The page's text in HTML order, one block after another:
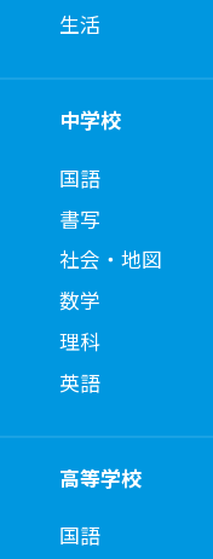
生活
中学校
国語
書写
社会・地図
数学
理科
英語
高等学校
国語